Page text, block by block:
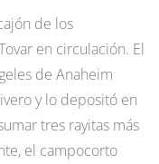
de los
en circulación. El
de Anaheim
y lo depositó en
tres rayitas más
el campocorto